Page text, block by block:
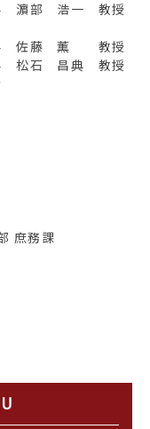
部 浩一 教授
佐藤 薫 教授
石 昌典 教授
庶務課